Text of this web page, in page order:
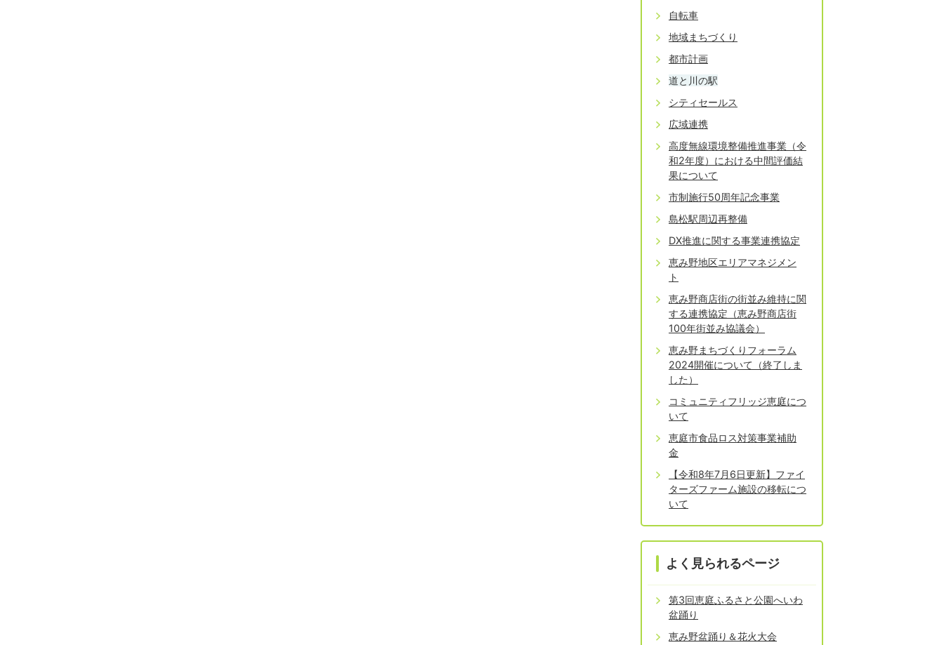
自転車
地域まちづくり
都市計画
道と川の駅
シティセールス
広域連携
高度無線環境整備推進事業（令
和2年度）における中間評価結
果について
市制施行50周年記念事業
島松駅周辺再整備
DX推進に関する事業連携協定
恵み野地区エリアマネジメン
ト
恵み野商店街の街並み維持に関
する連携協定（恵み野商店街
100年街並み協議会）
恵み野まちづくりフォーラム
2024開催について（終了しま
した）
コミュニティフリッジ恵庭につ
いて
恵庭市食品ロス対策事業補助
金
【令和8年7月6日更新】ファイ
ターズファーム施設の移転につ
いて
よく見られるページ
第3回恵庭ふるさと公園へいわ
盆踊り
恵み野盆踊り＆花火大会